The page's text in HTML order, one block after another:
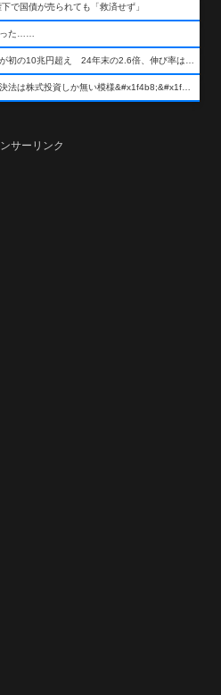
で国債が売られても「救済せず」
った……
サーリンク